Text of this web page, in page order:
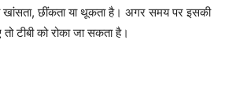
खांसता, छींकता या थूकता है। अगर समय पर इसकी
टीबी को रोका जा सकता है।